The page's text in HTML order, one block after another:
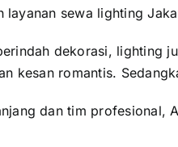
layanan sewa lighting
dekorasi, lighting
kesan romantis.
dan tim profesional,